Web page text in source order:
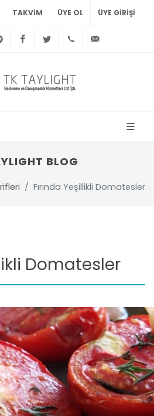
TAKVİM ÜYE OL ÜYE GIRIŞI
Spotify FacebookTwitter +90
BLOG
Fırında Yeşillikli Domatesler
Domatesler